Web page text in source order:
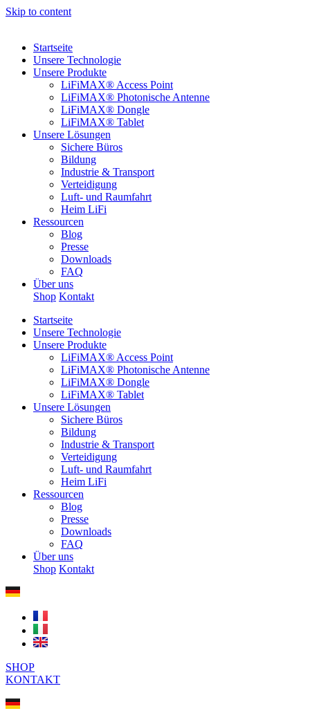
Skip to content
Startseite
Unsere Technologie
Unsere Produkte
LiFiMAX® Access Point
LiFiMAX® Photonische Antenne
LiFiMAX® Dongle
LiFiMAX® Tablet
Unsere Lösungen
Sichere Büros
Bildung
Industrie & Transport
Verteidigung
Luft- und Raumfahrt
Heim LiFi
Ressourcen
Blog
Presse
Downloads
FAQ
Über uns
Shop Kontakt
Startseite
Unsere Technologie
Unsere Produkte
LiFiMAX® Access Point
LiFiMAX® Photonische Antenne
LiFiMAX® Dongle
LiFiMAX® Tablet
Unsere Lösungen
Sichere Büros
Bildung
Industrie & Transport
Verteidigung
Luft- und Raumfahrt
Heim LiFi
Ressourcen
Blog
Presse
Downloads
FAQ
Über uns
Shop Kontakt
SHOP
KONTAKT